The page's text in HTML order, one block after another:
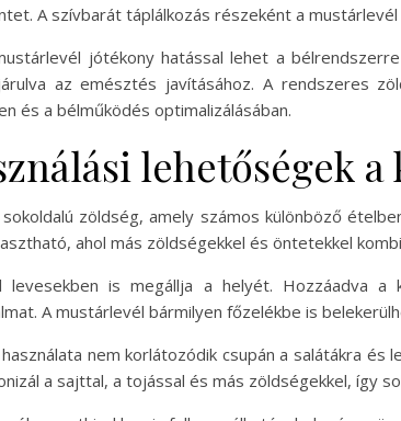
A szívbarát táplálkozás részeként a
jótékony hatással lehet a
az emésztés javításához. A rendszeres
és a bélműködés optimalizálásában.
lehetőségek a
zöldség, amely számos különböző
ahol más zöldségekkel és öntetekkel
levesekben is megállja a helyét. Hozzáadva a
A mustárlevél bármilyen főzelékbe is
nem korlátozódik csupán a salátákra
a sajttal, a tojással és más zöldségekkel, így